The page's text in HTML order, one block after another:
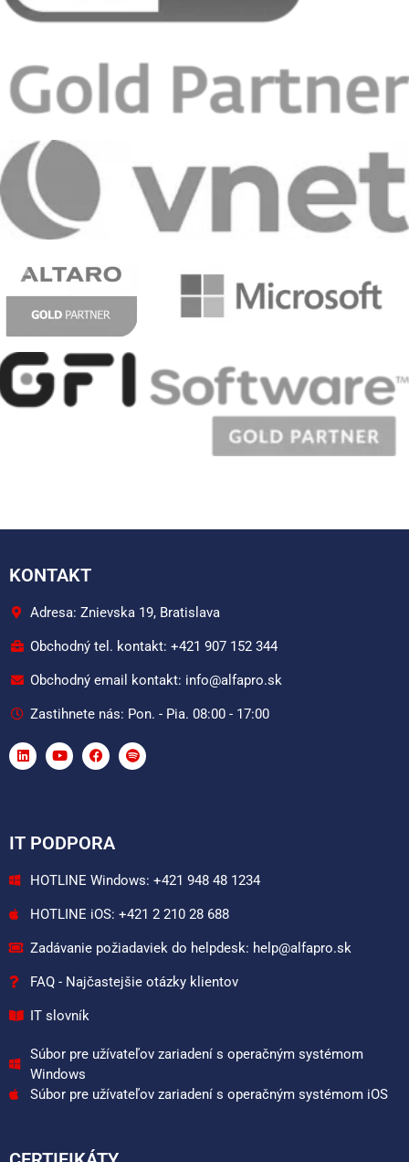
KONTAKT
Adresa: Znievska 19, Bratislava
Obchodný tel. kontakt: +421 907 152 344
Obchodný email kontakt: info@alfapro.sk
Zastihnete nás: Pon. - Pia. 08:00 - 17:00
IT PODPORA
HOTLINE Windows: +421 948 48 1234
HOTLINE iOS: +421 2 210 28 688
Zadávanie požiadaviek do helpdesk: help@alfapro.sk
FAQ - Najčastejšie otázky klientov
IT slovník
Súbor pre užívateľov zariadení s operačným systémom
Windows
Súbor pre užívateľov zariadení s operačným systémom iOS